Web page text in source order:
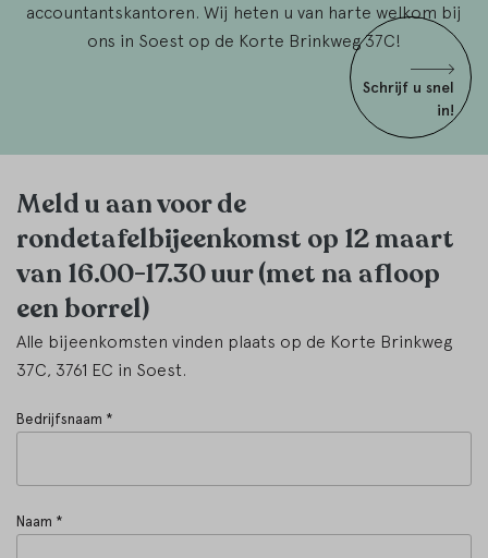
accountantskantoren. Wij heten u van harte welkom bij
ons in Soest op de Korte Brinkweg 37C!
Schrijf u snel
in!
Meld u aan voor de
rondetafelbijeenkomst op 12 maart
van 16.00-17.30 uur (met na afloop
een borrel)
Alle bijeenkomsten vinden plaats op de Korte Brinkweg
37C, 3761 EC in Soest.
Bedrijfsnaam *
Naam *